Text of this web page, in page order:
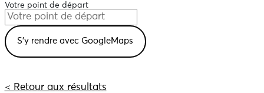
Votre point de départ
< Retour aux résultats